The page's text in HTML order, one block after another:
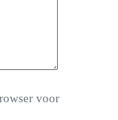
voor